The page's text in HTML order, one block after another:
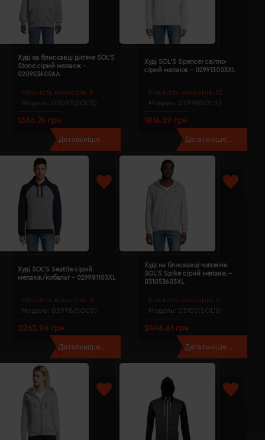
Кількість кольорів: 5
Модель: 02092(SOL’S)
Худі на блискавці дитяче SOL'S
Stone сірий меланж -
0209236006A
1366.76 грн
Детальніше...
Кількість кольорів: 12
Модель: 02991(SOL’S)
Худі SOL'S Spencer світло-
сірий меланж - 029913003XL
1816.29 грн
Детальніше...
Кількість кольорів: 2
Модель: 02998(SOL’S)
Худі SOL'S Seattle сірий
меланж/кобальт - 029981103XL
2262.96 грн
Детальніше...
Кількість кольорів: 6
Модель: 03105(SOL’S)
Худі на блискавці чоловіче
SOL'S Spike сірий меланж -
031053603XL
2446.61 грн
Детальніше...